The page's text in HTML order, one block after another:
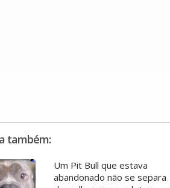
também:
Um Pit Bull que estava
abandonado não se separa